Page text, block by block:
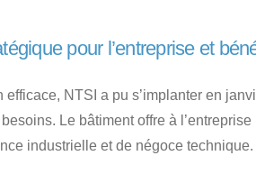
pour l’entreprise et
efficace, NTSI a pu s’implanter en
Le bâtiment offre à l’entreprise
industrielle et de négoce technique.